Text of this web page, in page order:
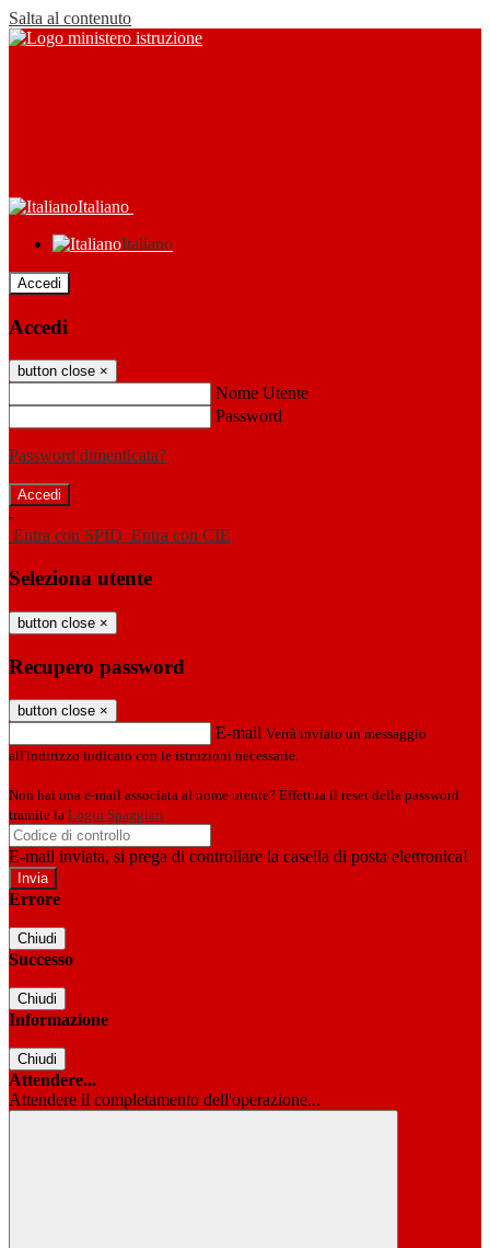
Salta al contenuto
Italiano
Italiano
Accedi
Accedi
button close ×
Nome Utente
Password
Password dimenticata?
-
Entra con SPID Entra con CIE
Seleziona utente
button close ×
Recupero password
button close ×
E-mail Verrà inviato un messaggio
all'indirizzo indicato con le istruzioni necessarie.
Non hai una e-mail associata al nome utente? Effettua il reset della password
tramite la Login Spaggiari
E-mail inviata, si prega di controllare la casella di posta elettronica!
Errore
Chiudi
Successo
Chiudi
Informazione
Chiudi
Attendere...
Attendere il completamento dell'operazione...